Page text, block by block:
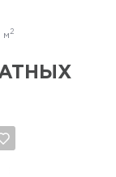
м 2